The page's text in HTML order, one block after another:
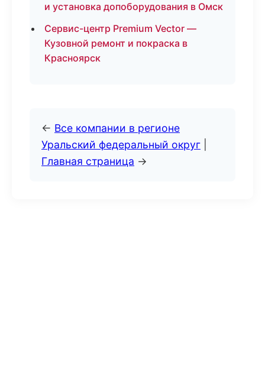
и установка допоборудования в Омск
Сервис-центр Premium Vector —
Кузовной ремонт и покраска в
Красноярск
← Все компании в регионе
Уральский федеральный округ
Главная страница →